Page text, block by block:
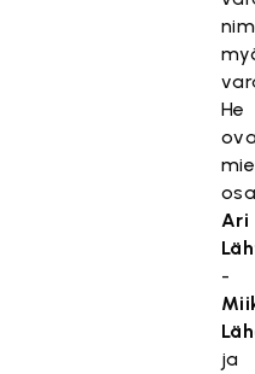
He
Ari
-
ja